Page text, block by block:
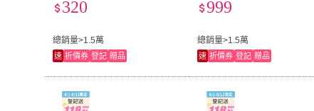
總銷量>1.5萬
320
速 折價券 登記 贈品
總銷量>1.5萬
999
速 折價券 登記 贈品